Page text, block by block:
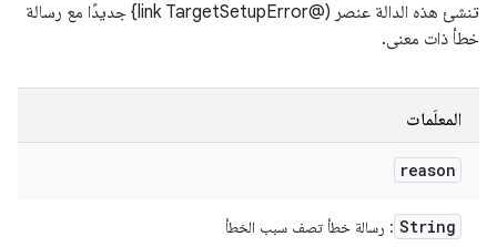
تنشئ هذه الدالة عنصر (@link TargetSetupError} جديدًا مع رسالة
خطأ ذات معنى.
المعلَمات
reason
String : رسالة خطأ تصف سبب الخطأ